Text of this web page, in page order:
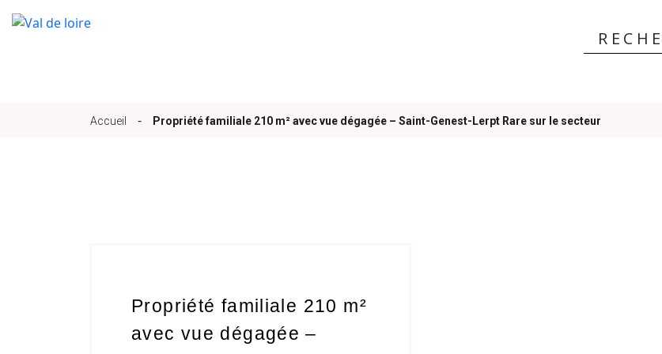
Accueil - Propriété familiale 210 m² avec vue dégagée – Saint-Genest-Lerpt Rare sur le secteur
Propriété familiale 210 m²
avec vue dégagée –
Accueil
Services